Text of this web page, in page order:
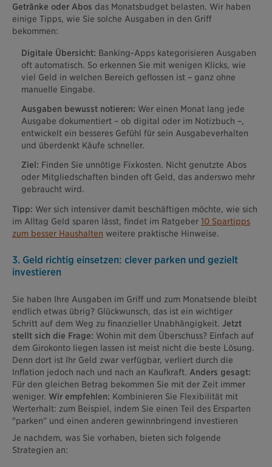
Getränke oder Abos das Monatsbudget belasten. Wir haben
einige Tipps, wie Sie solche Ausgaben in den Griff
bekommen:
Digitale Übersicht: Banking-Apps kategorisieren Ausgaben
oft automatisch. So erkennen Sie mit wenigen Klicks, wie
viel Geld in welchen Bereich geflossen ist – ganz ohne
manuelle Eingabe.
Ausgaben bewusst notieren: Wer einen Monat lang jede
Ausgabe dokumentiert – ob digital oder im Notizbuch –,
entwickelt ein besseres Gefühl für sein Ausgabeverhalten
und überdenkt Käufe schneller.
Ziel: Finden Sie unnötige Fixkosten. Nicht genutzte Abos
oder Mitgliedschaften binden oft Geld, das anderswo mehr
gebraucht wird.
Tipp: Wer sich intensiver damit beschäftigen möchte, wie sich
im Alltag Geld sparen lässt, findet im Ratgeber 10 Spartipps
zum besser Haushalten weitere praktische Hinweise.
3. Geld richtig einsetzen: clever parken und gezielt
investieren
Sie haben Ihre Ausgaben im Griff und zum Monatsende bleibt
endlich etwas übrig? Glückwunsch, das ist ein wichtiger
Schritt auf dem Weg zu finanzieller Unabhängigkeit. Jetzt
stellt sich die Frage: Wohin mit dem Überschuss? Einfach auf
dem Girokonto liegen lassen ist meist nicht die beste Lösung.
Denn dort ist Ihr Geld zwar verfügbar, verliert durch die
Inflation jedoch nach und nach an Kaufkraft. Anders gesagt:
Für den gleichen Betrag bekommen Sie mit der Zeit immer
weniger. Wir empfehlen: Kombinieren Sie Flexibilität mit
Werterhalt: zum Beispiel, indem Sie einen Teil des Ersparten
"parken” und einen anderen gewinnbringend investieren
Je nachdem, was Sie vorhaben, bieten sich folgende
Strategien an: